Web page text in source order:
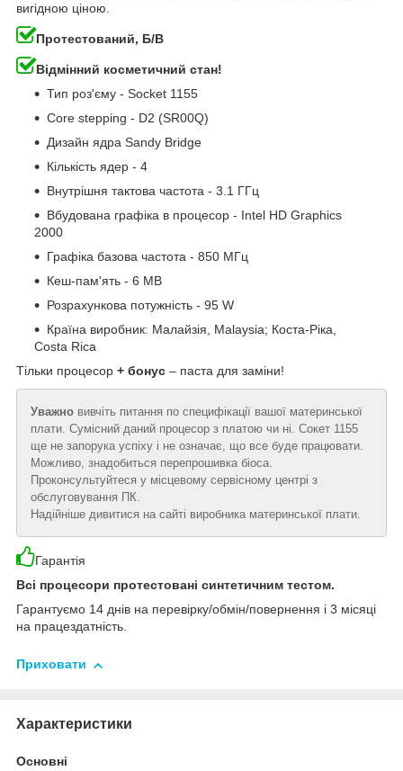
вигідною ціною.
Протестований, Б/В
Відмінний косметичний стан!
Тип роз'єму - Socket 1155
Core stepping - D2 (SR00Q)
Дизайн ядра Sandy Bridge
Кількість ядер - 4
Внутрішня тактова частота - 3.1 ГГц
Вбудована графіка в процесор - Intel HD Graphics
2000
Графіка базова частота - 850 МГц
Кеш-пам'ять - 6 MB
Розрахункова потужність - 95 W
Країна виробник: Малайзія, Malaysia; Коста-Ріка,
Costa Rica
Тільки процесор + бонус – паста для заміни!
Уважно вивчіть питання по специфікації вашої материнської
плати. Сумісний даний процесор з платою чи ні. Сокет 1155
ще не запорука успіху і не означає, що все буде працювати.
Можливо, знадобиться перепрошивка біоса.
Проконсультуйтеся у місцевому сервісному центрі з
обслуговування ПК.
Надійніше дивитися на сайті виробника материнської плати.
Гарантія
Всі процесори протестовані синтетичним тестом.
Гарантуємо 14 днів на перевірку/обмін/повернення і 3 місяці
на працездатність.
Приховати
Характеристики
Основні